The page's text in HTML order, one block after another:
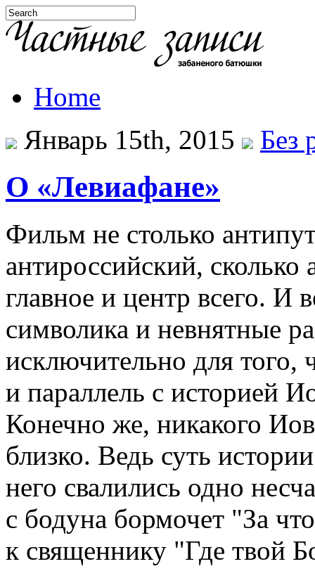
Home
Январь 15th, 2015
Без
О «Левиафане»
Фильм не столько
антироссийский,
главное и центр всего. И
символика и невнятные
исключительно для того,
и параллель с историей
Конечно же, никакого
близко. Ведь суть
него свалились одно
с бодуна бормочет "За
к священнику "Где твой